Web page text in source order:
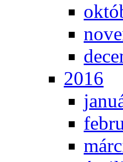
2016